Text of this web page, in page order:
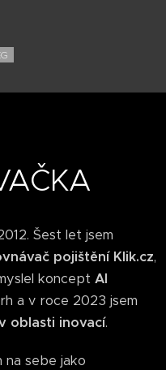
Šest let jsem
pojištění Klik.cz,
koncept AI
a v roce 2023 jsem
oblasti inovací.
na sebe jako